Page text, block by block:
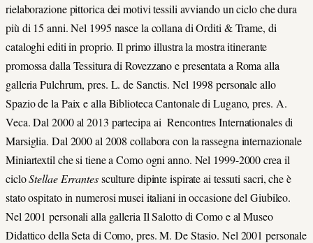
rielaborazione pittorica dei motivi tessili avviando un ciclo che dura
più di 15 anni. Nel 1995 nasce la collana di Orditi & Trame, di
cataloghi editi in proprio. Il primo illustra la mostra itinerante
promossa dalla Tessitura di Rovezzano e presentata a Roma alla
galleria Pulchrum, pres. L. de Sanctis. Nel 1998 personale allo
Spazio de la Paix e alla Biblioteca Cantonale di Lugano, pres. A.
Veca. Dal 2000 al 2013 partecipa ai Rencontres Internationales di
Marsiglia. Dal 2000 al 2008 collabora con la rassegna internazionale
Miniartextil che si tiene a Como ogni anno. Nel 1999-2000 crea il
cicloStellae Errantessculture dipinte ispirate ai tessuti sacri, che è
stato ospitato in numerosi musei italiani in occasione del Giubileo.
Nel 2001 personali alla galleria Il Salotto di Como e al Museo
Didattico della Seta di Como, pres. M. De Stasio. Nel 2001 personale